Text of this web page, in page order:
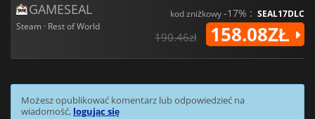
GAMESEAL
Steam · Rest of World
kod zniżkowy-17% : SEAL17DLC
190.46zł 158.08ZŁ
Możesz opublikować komentarz lub odpowiedzieć na
wiadomość, logując się